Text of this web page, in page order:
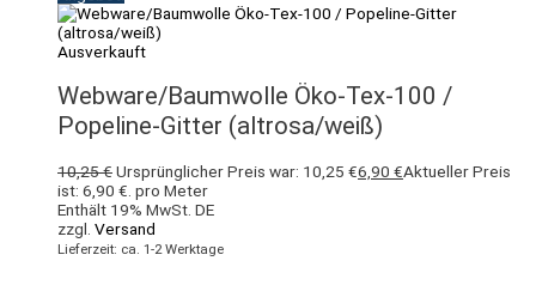
Ausverkauft
Webware/Baumwolle Öko-Tex-100 /
Popeline-Gitter (altrosa/weiß)
10,25€Ursprünglicher Preis war: 10,25 €6,90 €Aktueller Preis
ist: 6,90 €. pro Meter
Enthält 19% MwSt. DE
zzgl. Versand
Lieferzeit: ca. 1-2 Werktage